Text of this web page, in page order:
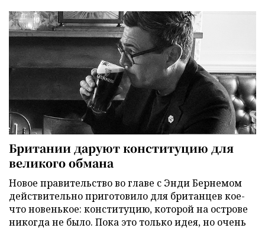
Британии даруют конституцию для
великого обмана
Новое правительство во главе с Энди Бернемом
действительно приготовило для британцев кое-
что новенькое: конституцию, которой на острове
никогда не было. Пока это только идея, но очень